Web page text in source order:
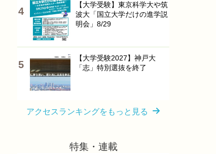
【大学受験】東京科学大や筑
波大「国立大学だけの進学説
明会」8/29
【大学受験2027】神戸大
「志」特別選抜を終了
アクセスランキングをもっと見る
特集・連載